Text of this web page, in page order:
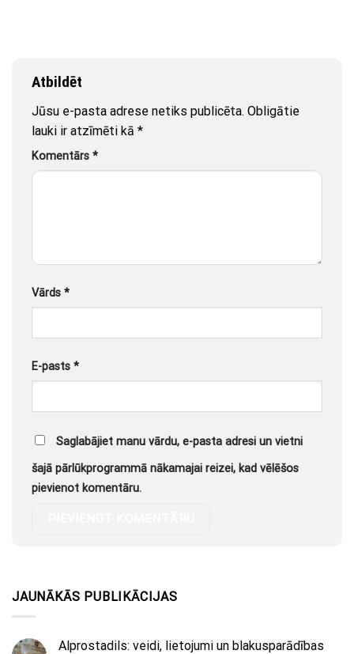
Atbildēt
Jūsu e-pasta adrese netiks publicēta. Obligātie
lauki ir atzīmēti kā *
Komentārs *
Vārds *
E-pasts *
Saglabājiet manu vārdu, e-pasta adresi un vietni
šajā pārlūkprogrammā nākamajai reizei, kad vēlēšos
pievienot komentāru.
JAUNĀKĀS PUBLIKĀCIJAS
Alprostadils: veidi, lietojumi un blakusparādības